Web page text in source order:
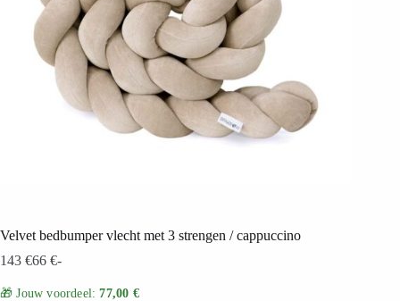
Velvet bedbumper vlecht met 3 strengen / cappuccino
66 €-
143 €
🎁 Jouw voordeel:77,00 €